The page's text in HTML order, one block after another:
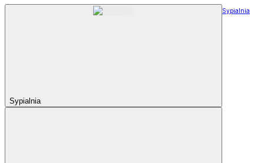
Sypialnia
Sypialnia